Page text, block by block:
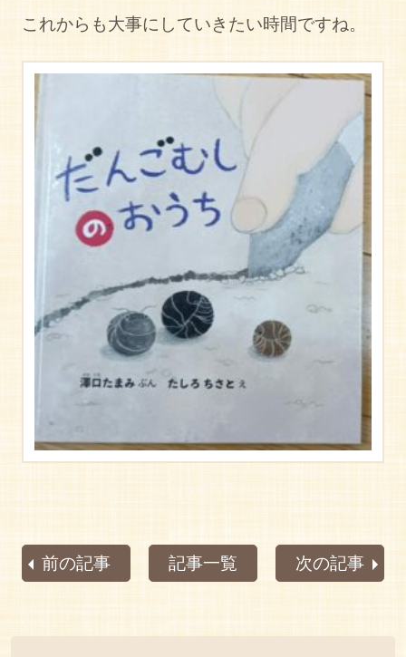
これからも大事にしていきたい時間ですね。
前の記事 記事一覧 次の記事